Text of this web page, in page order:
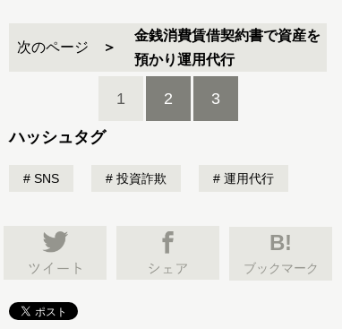
次のページ
金銭消費賃借契約書で資産を
預かり運用代行
1 2 3
ハッシュタグ
SNS 投資詐欺 運用代行
B!
ブックマーク